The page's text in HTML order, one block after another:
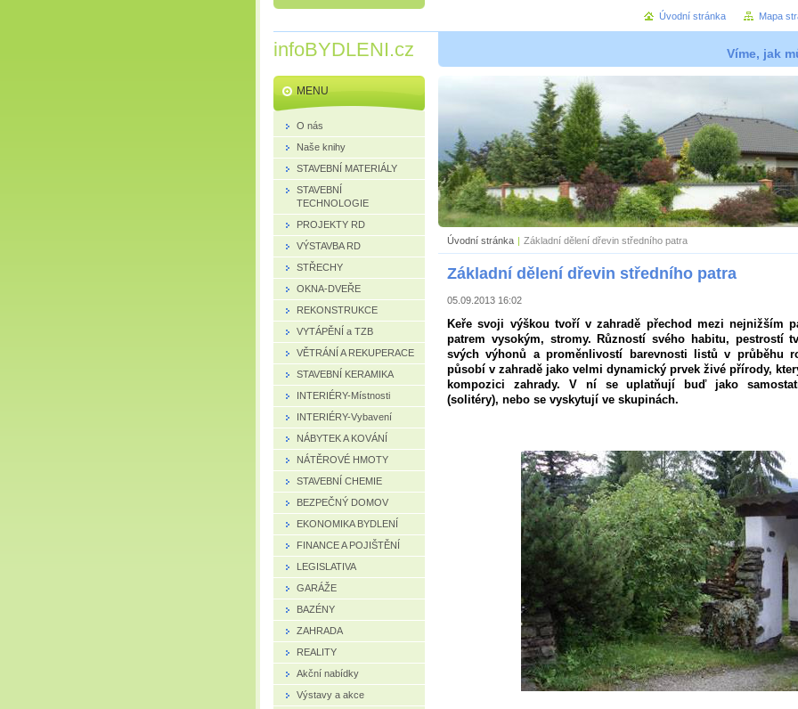
infoBYDLENI.cz Víme, jak
Úvodní stránka | Základní dělení dřevin středního patra
Základní dělení dřevin středního patra
05.09.2013 16:02
Keře svoji výškou tvoří v zahradě přechod mezi nejnižším
patrem vysokým, stromy. Růzností svého habitu, pestrostí
svých výhonů a proměnlivostí barevnosti listů v průběhu
působí v zahradě jako velmi dynamický prvek živé přírody,
kompozici zahrady. V ní se uplatňují buď jako
(solitéry), nebo se vyskytují ve skupinách.
MENU
O nás
Naše knihy
STAVEBNÍ MATERIÁLY
STAVEBNÍ
TECHNOLOGIE
PROJEKTY RD
VÝSTAVBA RD
STŘECHY
OKNA-DVEŘE
REKONSTRUKCE
VYTÁPĚNÍ a TZB
VĚTRÁNÍ A REKUPERACE
STAVEBNÍ KERAMIKA
INTERIÉRY-Místnosti
INTERIÉRY-Vybavení
NÁBYTEK A KOVÁNÍ
NÁTĚROVÉ HMOTY
STAVEBNÍ CHEMIE
BEZPEČNÝ DOMOV
EKONOMIKA BYDLENÍ
FINANCE A POJIŠTĚNÍ
LEGISLATIVA
GARÁŽE
BAZÉNY
ZAHRADA
REALITY
Akční nabídky
Výstavy a akce
Úvodní stránka Mapa